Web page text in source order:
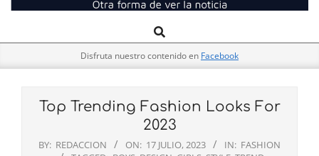
El
Pulso
Navigation
Search
Disfruta nuestro contenido en Facebook
Top Trending Fashion Looks For
2023
BY: REDACCION ON: 17 JULIO, 2023 IN: FASHION